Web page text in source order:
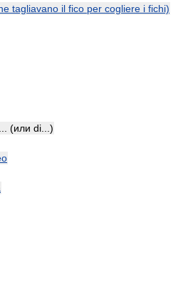
tagliavano il fico per cogliere i fichi)
(или di...)